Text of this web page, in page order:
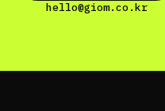
hello@giom.co.kr